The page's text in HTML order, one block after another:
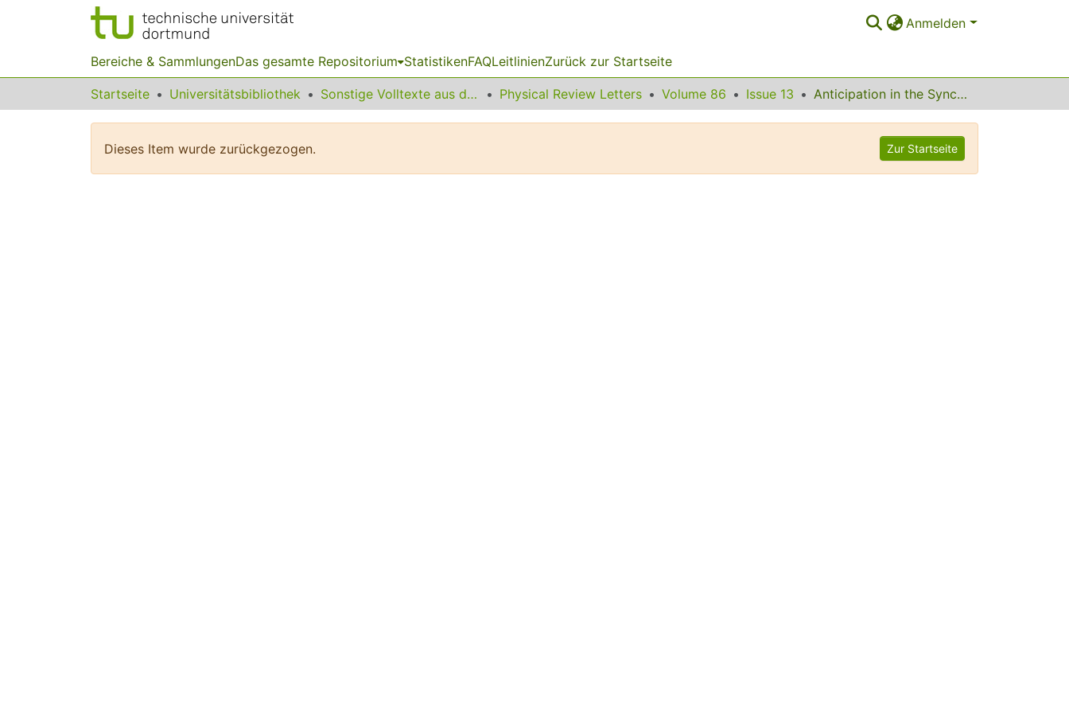
Anmelden
Bereiche & SammlungenDas gesamte Repositorium StatistikenFAQLeitlinienZurück zur Startseite
Startseite Universitätsbibliothek Sonstige Volltexte aus dem Bibliotheksangebot Physical Review Letters Volume 86 Issue 13 Anticipation in the Synchronization of Chaotic Semiconductor Lasers with Optical Feedback
Dieses Item wurde zurückgezogen. Zur Startseite